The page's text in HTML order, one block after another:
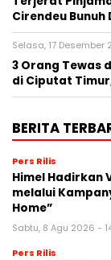
Cirendeu
Selasa, 17 Desember
3 Orang Tewas
di Ciputat
BERITA
Pers Rilis
Himel Hadirkan
melalui
Home”
Sabtu, 8 Agu 2026 -
Pers Rilis